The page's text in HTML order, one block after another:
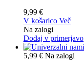
9,99 €
V košarico Več
Na zalogi
Dodaj v primerjavo
5,99 € Na zalogi